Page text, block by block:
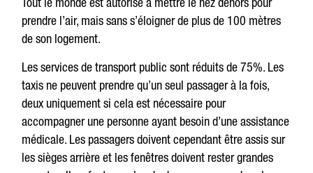
prendre l’air, mais sans s’éloigner de plus de 100 mètres
de son logement.
Les services de transport public sont réduits de 75%. Les
taxis ne peuvent prendre qu’un seul passager à la fois,
deux uniquement si cela est nécessaire pour
accompagner une personne ayant besoin d’une assistance
médicale. Les passagers doivent cependant être assis sur
les sièges arrière et les fenêtres doivent rester grandes